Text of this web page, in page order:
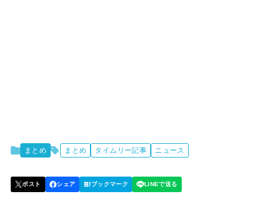
まとめ まとめ タイムリー記事 ニュース